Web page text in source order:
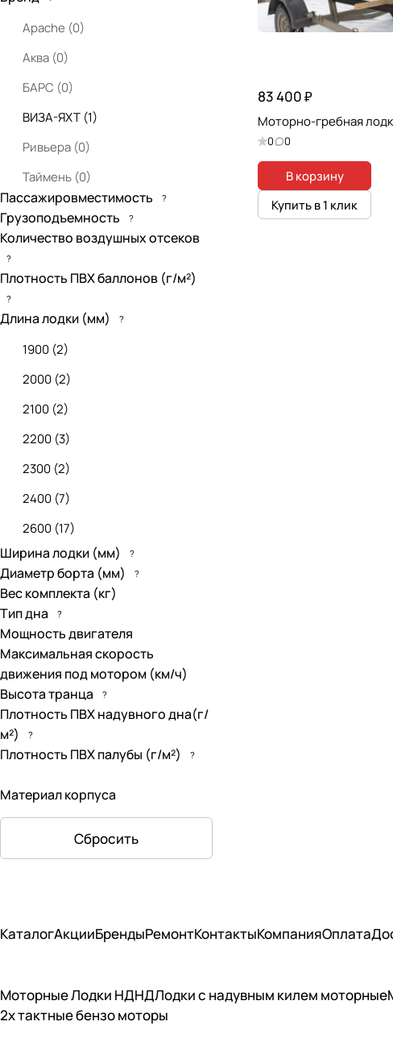
83 400 ₽
Моторно-гребная
0 0
В корзину
Купить в 1 клик
Apache (0)
Аква (0)
БАРС (0)
ВИЗА-ЯХТ (1)
Ривьера (0)
Таймень (0)
Пассажировместимость ?
Грузоподъемность ?
Количество воздушных отсеков
?
Плотность ПВХ баллонов (г/м²)
?
Длина лодки (мм) ?
1900 (2)
2000 (2)
2100 (2)
2200 (3)
2300 (2)
2400 (7)
2600 (17)
2670(1)
2700(8)
2770 1
2800(28)
2850(2)
(
)
2930
3050(1)
3200(36)
3500(4)
Ширина лодки (мм) ?
Диаметр борта (мм) ?
Вес комплекта (кг)
Тип дна
?
Мощность двигателя
Максимальная скорость
движения под мотором (км/ч)
Высота транца
?
Плотность ПВХ надувного дна(г/
м²)
?
Плотность ПВХ палубы (г/м²) ?
Материал корпуса
Сбросить
КаталогАкцииБрендыРемонтКонтактыКомпанияОплата
Моторные Лодки НДНДЛодки с надувным килем моторные
2х тактные бензо моторы